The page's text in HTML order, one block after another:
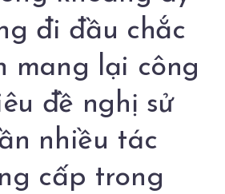
đi đầu chắc
mang lại công
đề nghị sử
nhiều tác
cấp trong